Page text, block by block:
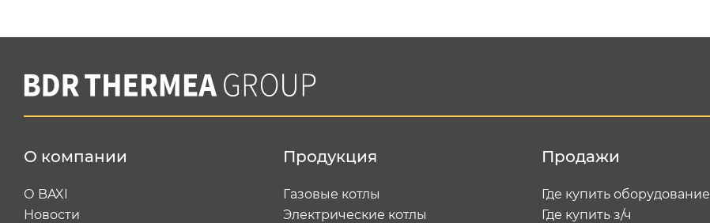
О компании
О BAXI
Новости
Продукция
Газовые котлы
Электрические котлы
Продажи
Где купить оборудование
Где купить з/ч